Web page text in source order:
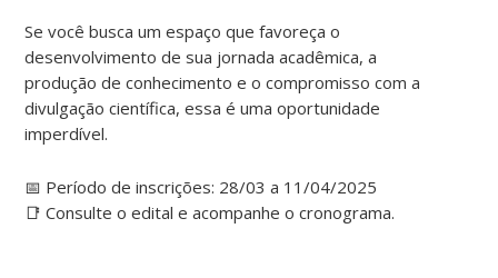
Se você busca um espaço que favoreça o
desenvolvimento de sua jornada acadêmica, a
produção de conhecimento e o compromisso com a
divulgação científica, essa é uma oportunidade
imperdível.
📅 Período de inscrições: 28/03 a 11/04/2025
📑 Consulte o edital e acompanhe o cronograma.